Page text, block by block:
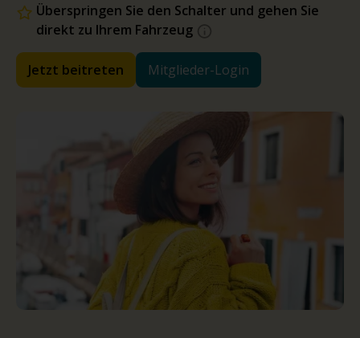
Überspringen Sie den Schalter und gehen Sie
direkt zu Ihrem Fahrzeug
Jetzt beitreten Mitglieder-Login